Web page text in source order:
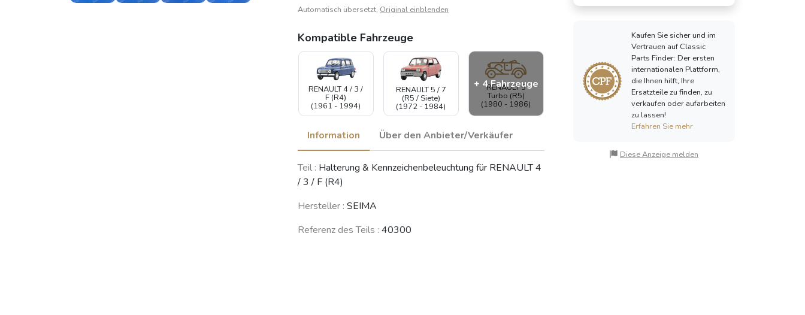
Automatisch übersetzt, Original einblenden
Kompatible Fahrzeuge
RENAULT 4 / 3 /
F (R4)
(1961 - 1994)
RENAULT 5 / 7
(R5 / Siete)
(1972 - 1984)
RENAULT 5
Turbo (R5)
(1980 - 1986)
+ 4 Fahrzeuge
RENAULT 6
(R6)
(1968 - 1980)
RENAULT 12 /
Virage (R12) RENAULT
Information Über den Anbieter/Verkäufer
Teil : Halterung & Kennzeichenbeleuchtung für RENAULT 4
/ 3 / F (R4)
Hersteller : SEIMA
Referenz des Teils : 40300
Kaufen Sie sicher und im
Vertrauen auf Classic
Parts Finder: Der ersten
internationalen Plattform,
die Ihnen hilft, Ihre
Ersatzteile zu finden, zu
verkaufen oder aufarbeiten
zu lassen!
Erfahren Sie mehr
Diese Anzeige melden